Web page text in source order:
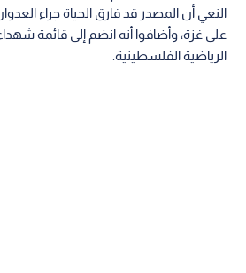
النعي أن المصدر قد فارق الحياة جراء
على غزة، وأضافوا أنه انضم إلى قائمة
الرياضية الفلسطينية.